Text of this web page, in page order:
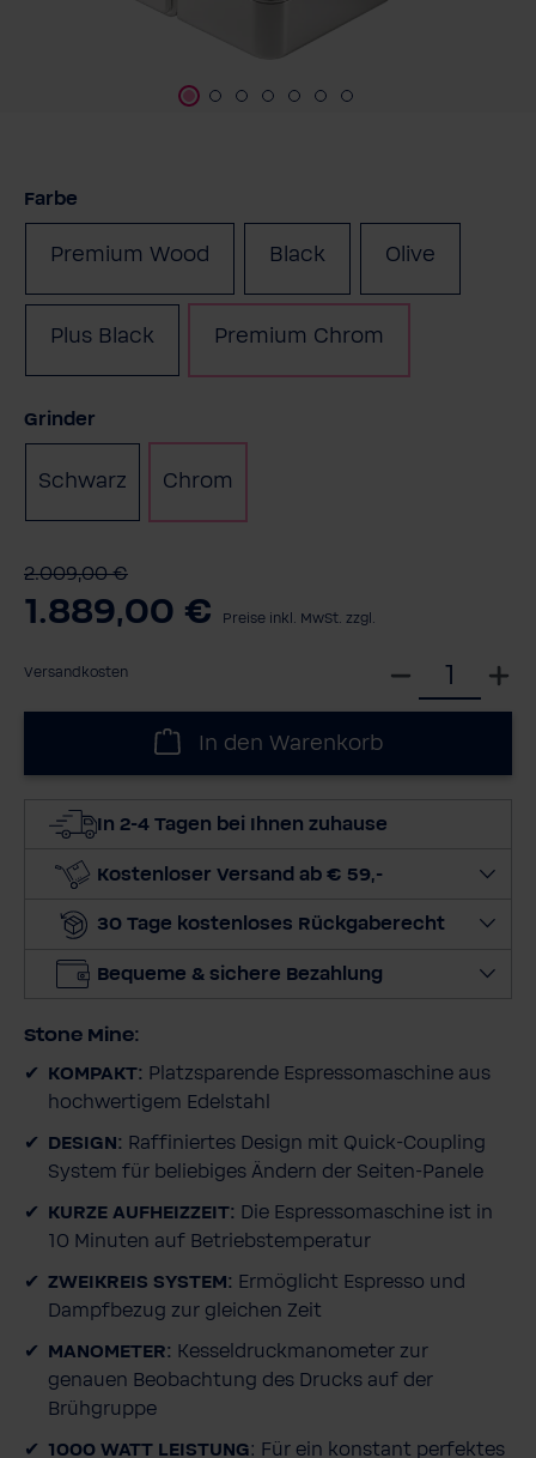
Farbe
Premium Wood Black (Diese Option ist
Olive
Plus Black Premium Chrom
Grinder
Schwarz Chrom
2.009,00 €
1.889,00 € Preise inkl. MwSt. zzgl.
Versandkosten
W
e
e
e
g
u
In den Warenkorb
In 2-4 Tagen bei Ihnen zuhause
Kostenloser Versand ab € 59,-
30 Tage kostenloses Rückgaberecht
Bequeme & sichere Bezahlung
Stone Mine:
KOMPAKT: Platzsparende Espressomaschine aus
hochwertigem Edelstahl
DESIGN: Raffiniertes Design mit Quick-Coupling
System für beliebiges Ändern der Seiten-Panele
KURZE AUFHEIZZEIT: Die Espressomaschine ist in
10 Minuten auf Betriebstemperatur
ZWEIKREIS SYSTEM: Ermöglicht Espresso und
Dampfbezug zur gleichen Zeit
MANOMETER: Kesseldruckmanometer zur
genauen Beobachtung des Drucks auf der
Brühgruppe
1000 WATT LEISTUNG: Für ein konstant perfektes